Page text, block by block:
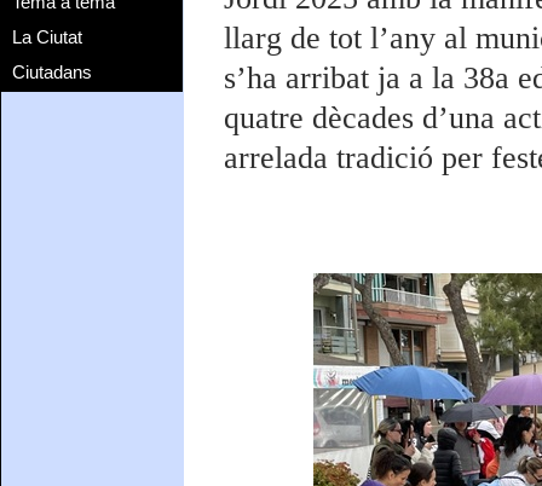
La Ciutat
Ciutadans
llarg de tot l’any al
s’ha arribat ja a la 38a
quatre dècades d’una
arrelada tradició per